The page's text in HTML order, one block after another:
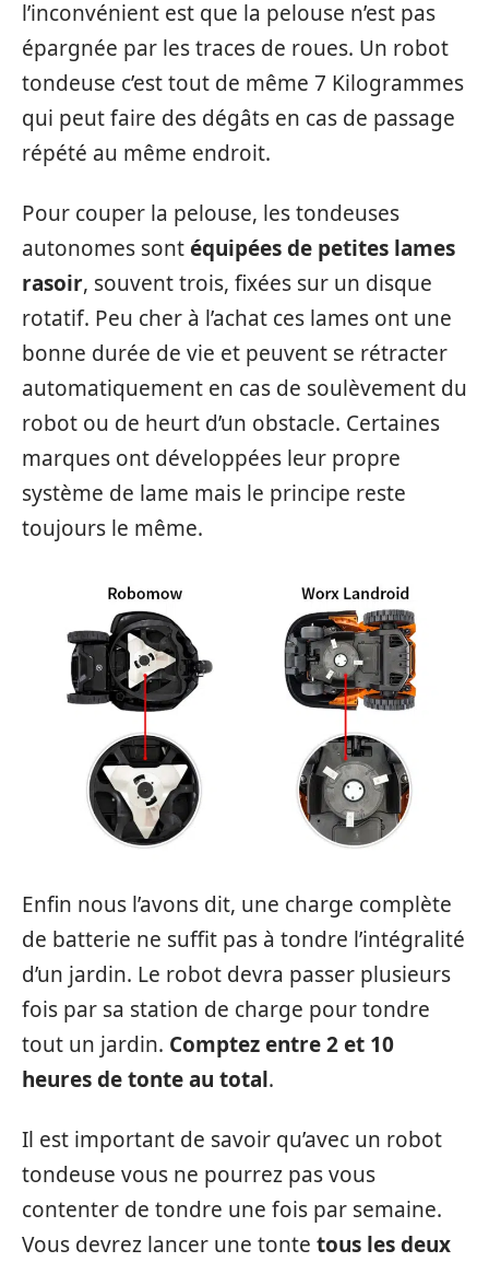
l’inconvénient est que la pelouse n’est pas
épargnée par les traces de roues. Un robot
tondeuse c’est tout de même 7 Kilogrammes
qui peut faire des dégâts en cas de passage
répété au même endroit.
Pour couper la pelouse, les tondeuses
autonomes sontéquipées de petites lames
rasoir, souvent trois, fixées sur un disque
rotatif. Peu cher à l’achat ces lames ont une
bonne durée de vie et peuvent se rétracter
automatiquement en cas de soulèvement du
robot ou de heurt d’un obstacle. Certaines
marques ont développées leur propre
système de lame mais le principe reste
toujours le même.
Enfin nous l’avons dit, une charge complète
de batterie ne suffit pas à tondre l’intégralité
d’un jardin. Le robot devra passer plusieurs
fois par sa station de charge pour tondre
tout un jardin. Comptez entre 2 et 10
heures de tonte au total.
Il est important de savoir qu’avec un robot
tondeuse vous ne pourrez pas vous
contenter de tondre une fois par semaine.
Vous devrez lancer une tonte tous les deux